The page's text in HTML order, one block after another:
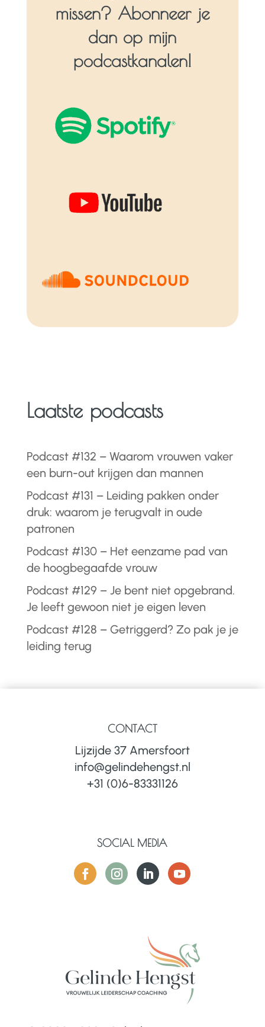
missen? Abonneer je
dan op mijn
podcastkanalen!
Laatste podcasts
Podcast #132 – Waarom vrouwen vaker
een burn-out krijgen dan mannen
Podcast #131 – Leiding pakken onder
druk: waarom je terugvalt in oude
patronen
Podcast #130 – Het eenzame pad van
de hoogbegaafde vrouw
Podcast #129 – Je bent niet opgebrand.
Je leeft gewoon niet je eigen leven
Podcast #128 – Getriggerd? Zo pak je je
leiding terug
CONTACT
Lijzijde 37 Amersfoort
info@gelindehengst.nl
+31 (0)6-83331126
SOCIAL MEDIA